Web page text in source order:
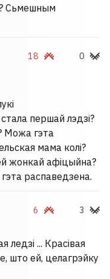
Сьмешным
18 0
першай лэдзі?
Можа гэта
мама колі?
жонкай афіцыйна?
гэта распаведзена.
6 3
ледзі ... Красівая
што ей, целагрэйку